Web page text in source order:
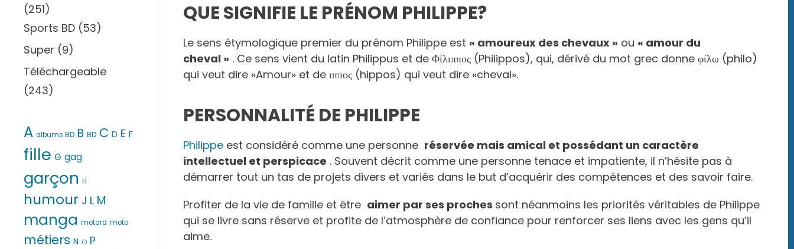
QUE SIGNIFIE LE PRÉNOM PHILIPPE?
Le sens étymologique premier du prénom Philippe est « amoureux des chevaux » ou « amour du
cheval » . Ce sens vient du latin Philippus et de Φίλιππος (Philippos), qui, dérivé du mot grec donne φίλω (philo)
qui veut dire «Amour» et de ιππος (hippos) qui veut dire «cheval».
PERSONNALITÉ DE PHILIPPE
Philippe est considéré comme une personne réservée mais amical et possédant un caractère
intellectuel et perspicace . Souvent décrit comme une personne tenace et impatiente, il n’hésite pas à
démarrer tout un tas de projets divers et variés dans le but d’acquérir des compétences et des savoir faire.
Profiter de la vie de famille et être aimer par ses proches sont néanmoins les priorités véritables de Philippe
qui se livre sans réserve et profite de l’atmosphère de confiance pour renforcer ses liens avec les gens qu’il
aime.
(251)
Sports BD (53)
Super (9)
Téléchargeable
(243)
A albums BD B BD C D E F
fille G gag
garçon H
humour J L M
manga motard moto
métiers N O P